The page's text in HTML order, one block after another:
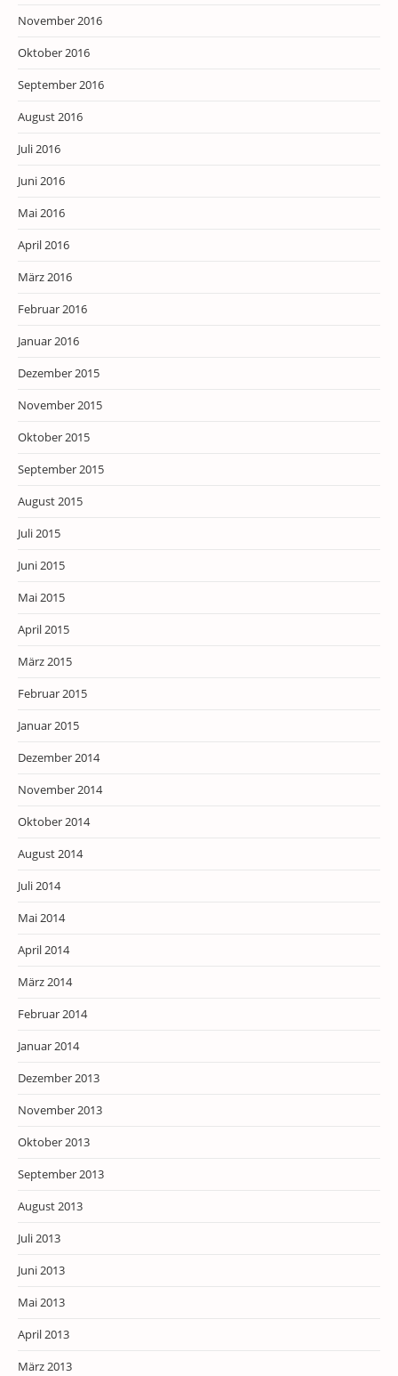
November 2016
Oktober 2016
September 2016
August 2016
Juli 2016
Juni 2016
Mai 2016
April 2016
März 2016
Februar 2016
Januar 2016
Dezember 2015
November 2015
Oktober 2015
September 2015
August 2015
Juli 2015
Juni 2015
Mai 2015
April 2015
März 2015
Februar 2015
Januar 2015
Dezember 2014
November 2014
Oktober 2014
August 2014
Juli 2014
Mai 2014
April 2014
März 2014
Februar 2014
Januar 2014
Dezember 2013
November 2013
Oktober 2013
September 2013
August 2013
Juli 2013
Juni 2013
Mai 2013
April 2013
März 2013